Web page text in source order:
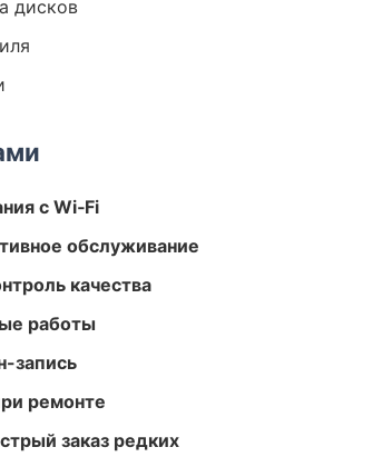
дисков
с Wi‑Fi
обслуживание
качества
работы
запись
ремонте
заказ редких